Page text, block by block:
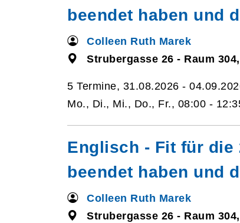
beendet haben und
Colleen Ruth Marek
Strubergasse 26 - Raum
5 Termine, 31.08.2026 -
Mo., Di., Mi., Do., Fr., 08:00 -
Englisch - Fit für die
beendet haben und
Colleen Ruth Marek
Strubergasse 26 - Raum